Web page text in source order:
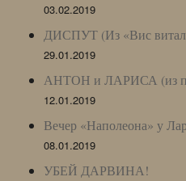
03.02.2019
ДИСПУТ (Из «Вис
29.01.2019
АНТОН и ЛАРИСА (из
12.01.2019
Вечер «Наполеона» у
08.01.2019
УБЕЙ ДАРВИНА!